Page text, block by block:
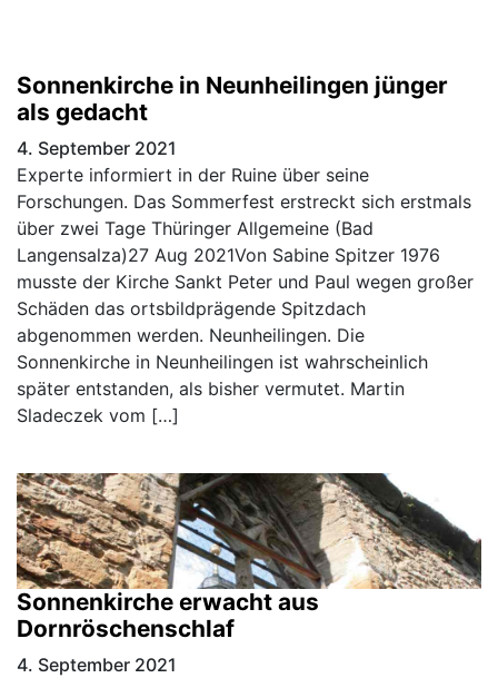
Sonnenkirche in Neunheilingen jünger
als gedacht
4. September 2021
Experte informiert in der Ruine über seine
Forschungen. Das Sommerfest erstreckt sich erstmals
über zwei Tage Thüringer Allgemeine (Bad
Langensalza)27 Aug 2021Von Sabine Spitzer 1976
musste der Kirche Sankt Peter und Paul wegen großer
Schäden das ortsbildprägende Spitzdach
abgenommen werden. Neunheilingen. Die
Sonnenkirche in Neunheilingen ist wahrscheinlich
später entstanden, als bisher vermutet. Martin
Sladeczek vom […]
Sonnenkirche erwacht aus
Dornröschenschlaf
4. September 2021